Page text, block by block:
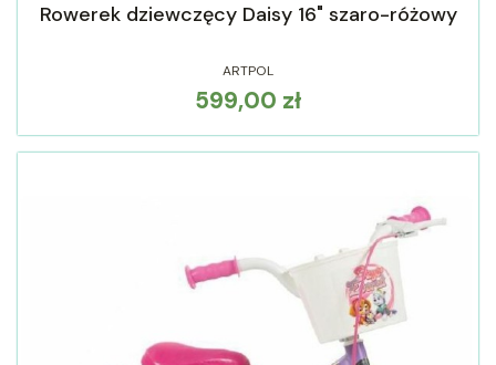
Rowerek dziewczęcy Daisy 16" szaro-różowy
ARTPOL
Cena
599,00 zł